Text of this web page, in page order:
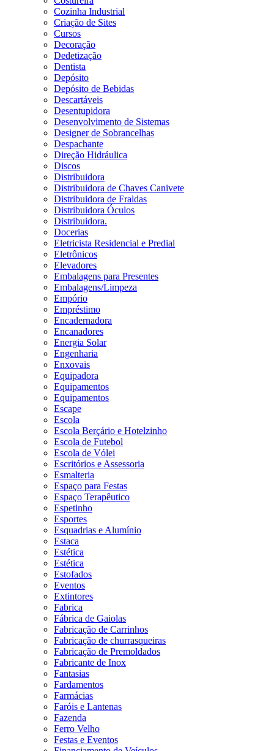
Cozinha Industrial
Criação de Sites
Cursos
Decoração
Dedetização
Dentista
Depósito
Depósito de Bebidas
Descartáveis
Desentupidora
Desenvolvimento de Sistemas
Designer de Sobrancelhas
Despachante
Direção Hidráulica
Discos
Distribuidora
Distribuidora de Chaves Canivete
Distribuidora de Fraldas
Distribuidora Óculos
Distribuidora.
Docerias
Eletricista Residencial e Predial
Eletrônicos
Elevadores
Embalagens para Presentes
Embalagens/Limpeza
Empório
Empréstimo
Encadernadora
Encanadores
Energia Solar
Engenharia
Enxovais
Equipadora
Equipamentos
Equipamentos
Escape
Escola
Escola Berçário e Hotelzinho
Escola de Futebol
Escola de Vólei
Escritórios e Assessoria
Esmalteria
Espaço para Festas
Espaço Terapêutico
Espetinho
Esportes
Esquadrias e Alumínio
Estaca
Estética
Estética
Estofados
Eventos
Extintores
Fabrica
Fábrica de Gaiolas
Fabricação de Carrinhos
Fabricação de churrasqueiras
Fabricação de Premoldados
Fabricante de Inox
Fantasias
Fardamentos
Farmácias
Faróis e Lantenas
Fazenda
Ferro Velho
Festas e Eventos